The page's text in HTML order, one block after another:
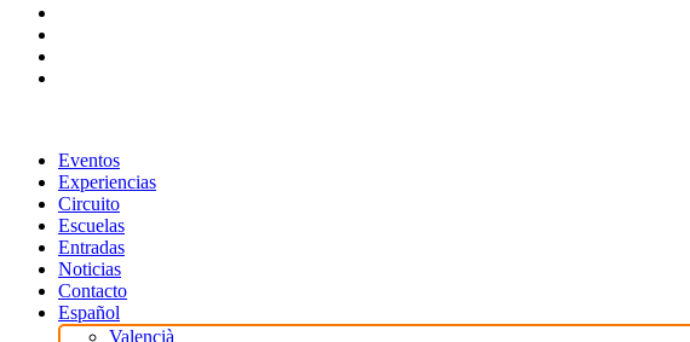
Eventos
Experiencias
Circuito
Escuelas
Entradas
Noticias
Contacto
Español
Valencià